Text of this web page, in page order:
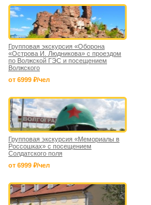
Групповая экскурсия «Оборона
«Острова И. Людникова» с проездом
по Волжской ГЭС и посещением
Волжского
от 6999 ₽/чел
Групповая экскурсия «Мемориалы в
Россошках» с посещением
Солдатского поля
от 6999 ₽/чел